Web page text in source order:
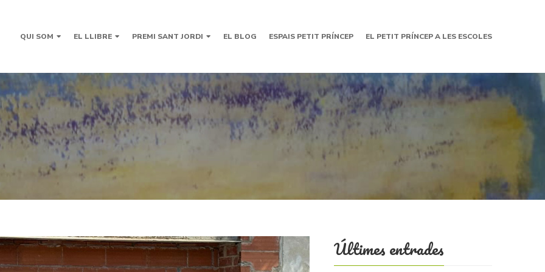
QUI SOM EL LLIBRE PREMI SANT JORDI EL BLOG ESPAIS PETIT PRÍNCEP EL PETIT PRÍNCEP A LES ESCOLES
Últimes entrades